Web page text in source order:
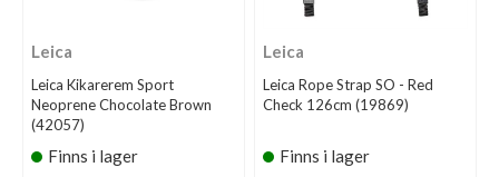
Leica
Leica Kikarerem Sport
Neoprene Chocolate Brown
(42057)
Finns i lager
Leica
Leica Rope Strap SO - Red
Check 126cm (19869)
Finns i lager